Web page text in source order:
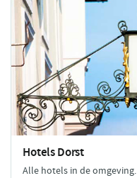
HotelsDorst
Alle hotels in de omgeving.